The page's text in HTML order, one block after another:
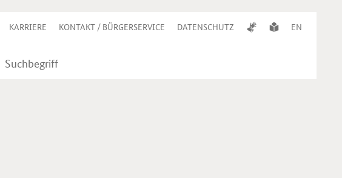
KARRIERE KONTAKT / BÜRGERSERVICE DATENSCHUTZ EN